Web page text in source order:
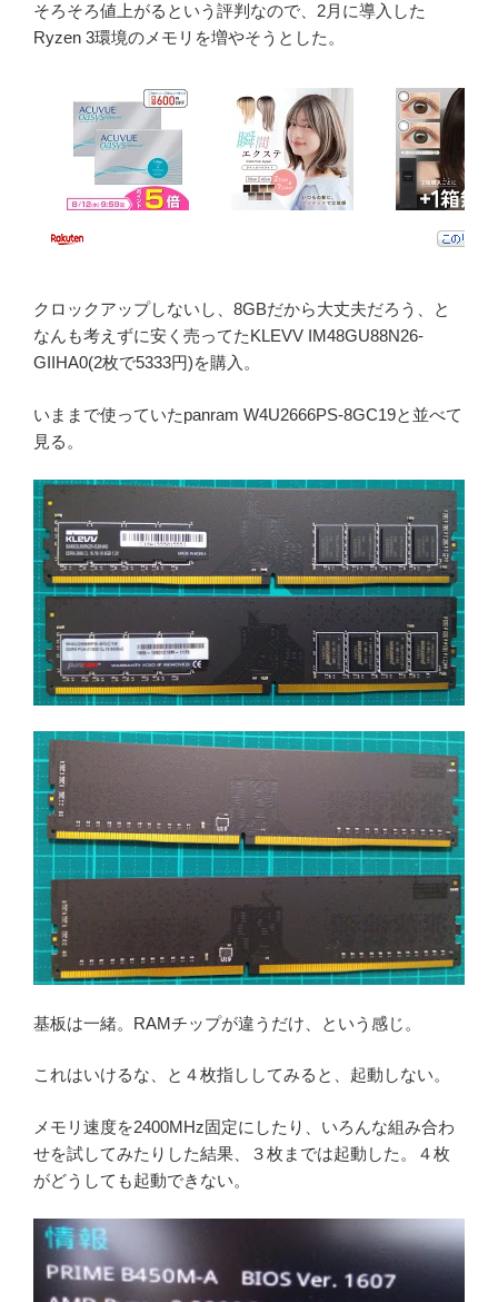
そろそろ値上がるという評判なので、2月に導入した
Ryzen 3環境のメモリを増やそうとした。
クロックアップしないし、8GBだから大丈夫だろう、と
なんも考えずに安く売ってたKLEVV IM48GU88N26-
GIIHA0(2枚で5333円)を購入。
いままで使っていたpanram W4U2666PS-8GC19と並べて
見る。
基板は一緒。RAMチップが違うだけ、という感じ。
これはいけるな、と４枚指ししてみると、起動しない。
メモリ速度を2400MHz固定にしたり、いろんな組み合わ
せを試してみたりした結果、３枚までは起動した。４枚
がどうしても起動できない。